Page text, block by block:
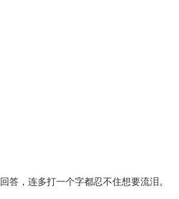
答，连多打一个字都忍不住想要流泪。